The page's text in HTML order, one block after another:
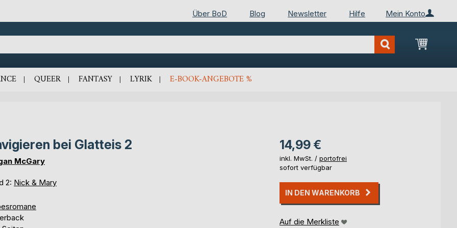
Mein Konto
Über BoD Blog Newsletter Hilfe
Mein
QUEER FANTASY LYRIK E-BOOK-ANGEBOTE %
bei Glatteis 2
McGary
2: Nick & Mary
14,99 €
inkl. MwSt. / portofrei
sofort verfügbar
IN DEN WARENKORB
Auf die Merkliste